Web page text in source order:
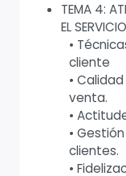
TEMA 4:
EL SERVICIO
•
cliente
•
venta.
•
•
clientes.
•